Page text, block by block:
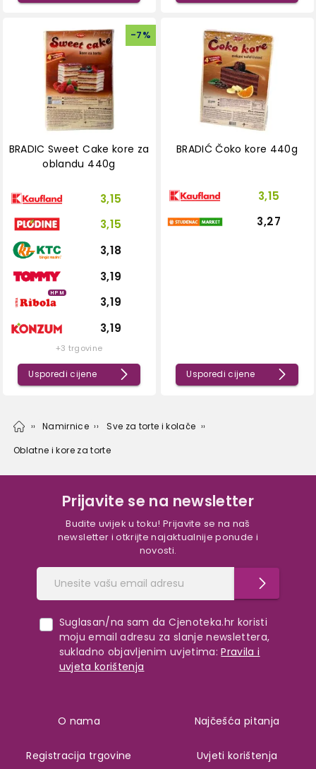
-7%
BRADIC Sweet Cake kore za
oblandu 440g
3,15
3,15
3,18
3,19
HPM
3,19
3,19
+3 trgovine
Usporedi cijene
BRADIĆ Čoko kore 440g
3,15
3,27
Usporedi cijene
Namirnice
Sve za torte i kolače
Oblatne i kore za torte
Prijavite se na newsletter
Budite uvijek u toku! Prijavite se na naš
newsletter i otkrijte najaktualnije ponude i
novosti.
Suglasan/na sam da Cjenoteka.hr koristi
moju email adresu za slanje newslettera,
sukladno objavljenim uvjetima: Pravila i
uvjeta korištenja
O nama
Registracija trgovine
Najčešća pitanja
Uvjeti korištenja